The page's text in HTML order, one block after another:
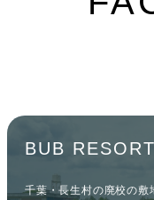
BUB
千葉・長生村の廃校の敷